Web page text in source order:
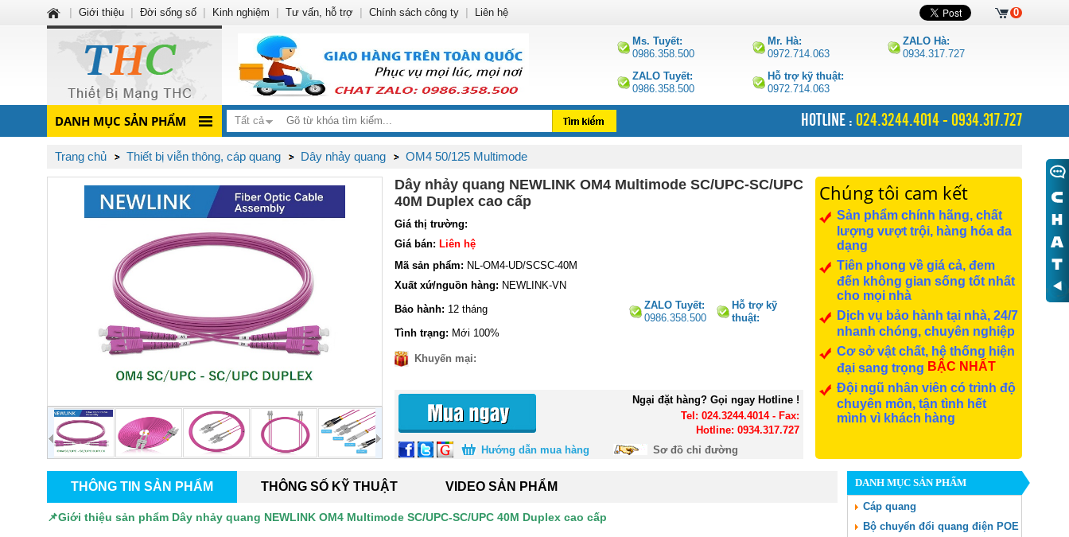
Ms. Tuyết:
0986.358.500
Mr. Hà:
0972.714.063
ZALO Hà:
0934.317.727
ZALO Tuyết:
0986.358.500
Hỗ trợ kỹ thuật:
0972.714.063
DANH MỤC SẢN PHẨM Tất cả HOTLINE : 024.3244.4014 - 0934.317.727
Trang chủ Thiết bị viễn thông, cáp quang Dây nhảy quang OM4 50/125 Multimode
Dây nhảy quang NEWLINK OM4 Multimode SC/UPC-SC/UPC
40M Duplex cao cấp
Giá thị trường:
Giá bán: Liên hệ
Mã sản phẩm: NL-OM4-UD/SCSC-40M
Xuất xứ/nguồn hàng: NEWLINK-VN
ZALO Tuyết:
0986.358.500
Hỗ trợ kỹ
thuật:
Bảo hành: 12 tháng
Tình trạng: Mới 100%
Khuyến mại:
Ngại đặt hàng? Gọi ngay Hotline !
Tel: 024.3244.4014 - Fax:
Hotline: 0934.317.727
Hướng dẫn mua hàng
Sơ đồ chỉ đường
Chúng tôi cam kết
Sản phẩm chính hãng, chất
lượng vượt trội, hàng hóa đa
dạng
Tiên phong về giá cả, đem
đến không gian sống tốt nhất
cho mọi nhà
Dịch vụ bảo hành tại nhà, 24/7
nhanh chóng, chuyên nghiệp
Cơ sở vật chất, hệ thống hiện
đại sang trọng BẬC NHẤT
Đội ngũ nhân viên có trình độ
chuyên môn, tận tình hết
mình vì khách hàng
THÔNG TIN SẢN PHẨM THÔNG SỐ KỸ THUẬT VIDEO SẢN PHẨM
📌Giới thiệu sản phẩm Dây nhảy quang NEWLINK OM4 Multimode SC/UPC-SC/UPC 40M Duplex cao cấp
DANH MỤC SẢN PHẨM
Cáp quang
Bộ chuyển đổi quang điện POE
0
Giới thiệu Đời sống số Kinh nghiệm Tư vấn, hỗ trợ Chính sách công ty Liên hệ